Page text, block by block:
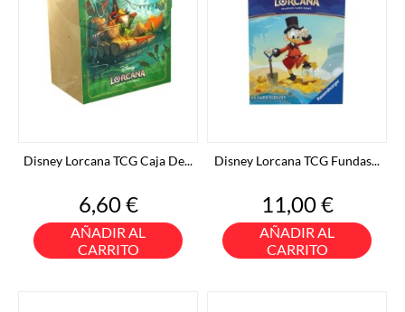
Disney Lorcana TCG Caja De...
Precio
6,60 €
AÑADIR AL
CARRITO
Disney Lorcana TCG Fundas...
Precio
11,00 €
AÑADIR AL
CARRITO